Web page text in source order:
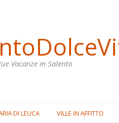
Vacanze in Salento
DI LEUCA VILLE IN AFFITTO